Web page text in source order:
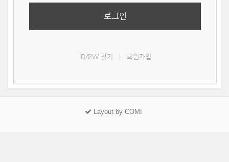
로그인
ID/PW 찾기 회원가입
Layout by COMI